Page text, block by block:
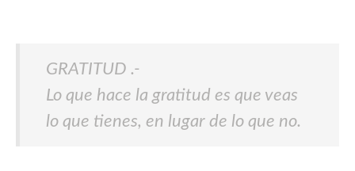
GRATITUD .-
Lo que hace la gratitud es que veas
lo que tienes, en lugar de lo que no.